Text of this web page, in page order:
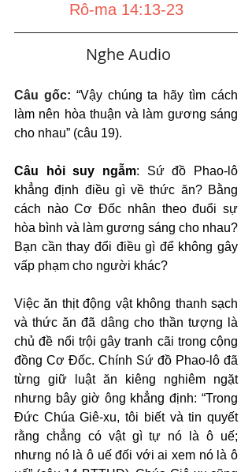
Rô-ma 14:13-23
   Nghe Audio
Câu gốc: “Vậy chúng ta hãy tìm cách
làm nên hòa thuận và làm gương sáng
cho nhau” (câu 19).
Câu hỏi suy ngẫm: Sứ đồ Phao-lô
khẳng định điều gì về thức ăn? Bằng
cách nào Cơ Đốc nhân theo đuổi sự
hòa bình và làm gương sáng cho nhau?
Bạn cần thay đổi điều gì để không gây
vấp phạm cho người khác?
Việc ăn thịt động vật không thanh sạch
và thức ăn đã dâng cho thần tượng là
chủ đề nổi trội gây tranh cãi trong cộng
đồng Cơ Đốc. Chính Sứ đồ Phao-lô đã
từng giữ luật ăn kiêng nghiêm ngặt
nhưng bây giờ ông khẳng định: “Trong
Đức Chúa Giê-xu, tôi biết và tin quyết
rằng chẳng có vật gì tự nó là ô uế;
nhưng nó là ô uế đối với ai xem nó là ô